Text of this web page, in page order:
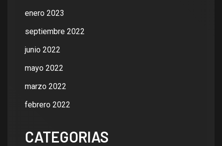
enero 2023
septiembre 2022
junio 2022
mayo 2022
marzo 2022
febrero 2022
CATEGORIAS